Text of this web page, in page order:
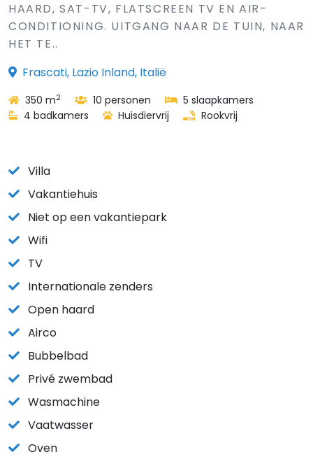
HAARD, SAT-TV, FLATSCREEN TV EN AIR-
CONDITIONING. UITGANG NAAR DE TUIN, NAAR
HET TE..
Frascati, Lazio Inland, Italië
350 m2 10 personen
5 slaapkamers
4 badkamers
Huisdiervrij Rookvrij
Villa
Vakantiehuis
Niet op een vakantiepark
Wifi
TV
Internationale zenders
Open haard
Airco
Bubbelbad
Privé zwembad
Wasmachine
Vaatwasser
Oven